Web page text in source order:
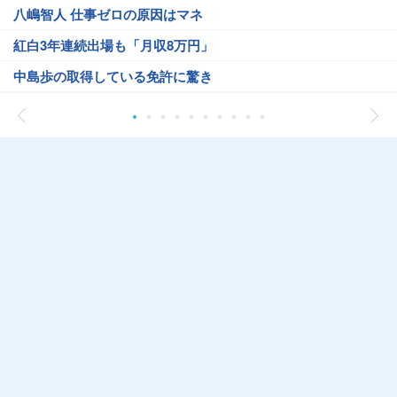
八嶋智人 仕事ゼロの原因はマネ
紅白3年連続出場も「月収8万円」
中島歩の取得している免許に驚き